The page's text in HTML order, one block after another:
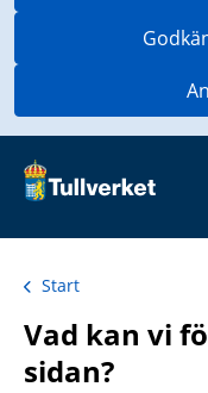
Start
Vad kan vi
sidan?